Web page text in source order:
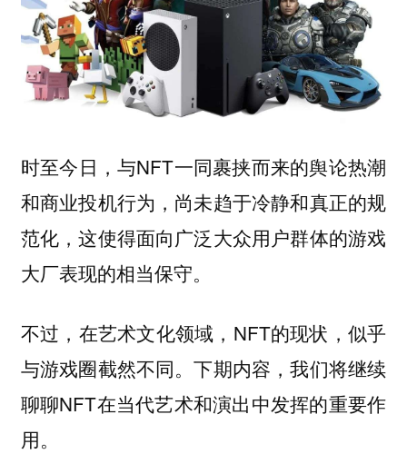
时至今日，与NFT一同裹挟而来的舆论热潮
和商业投机行为，尚未趋于冷静和真正的规
范化，这使得面向广泛大众用户群体的游戏
大厂表现的相当保守。
不过，在艺术文化领域，NFT的现状，似乎
与游戏圈截然不同。下期内容，我们将继续
聊聊NFT在当代艺术和演出中发挥的重要作
用。